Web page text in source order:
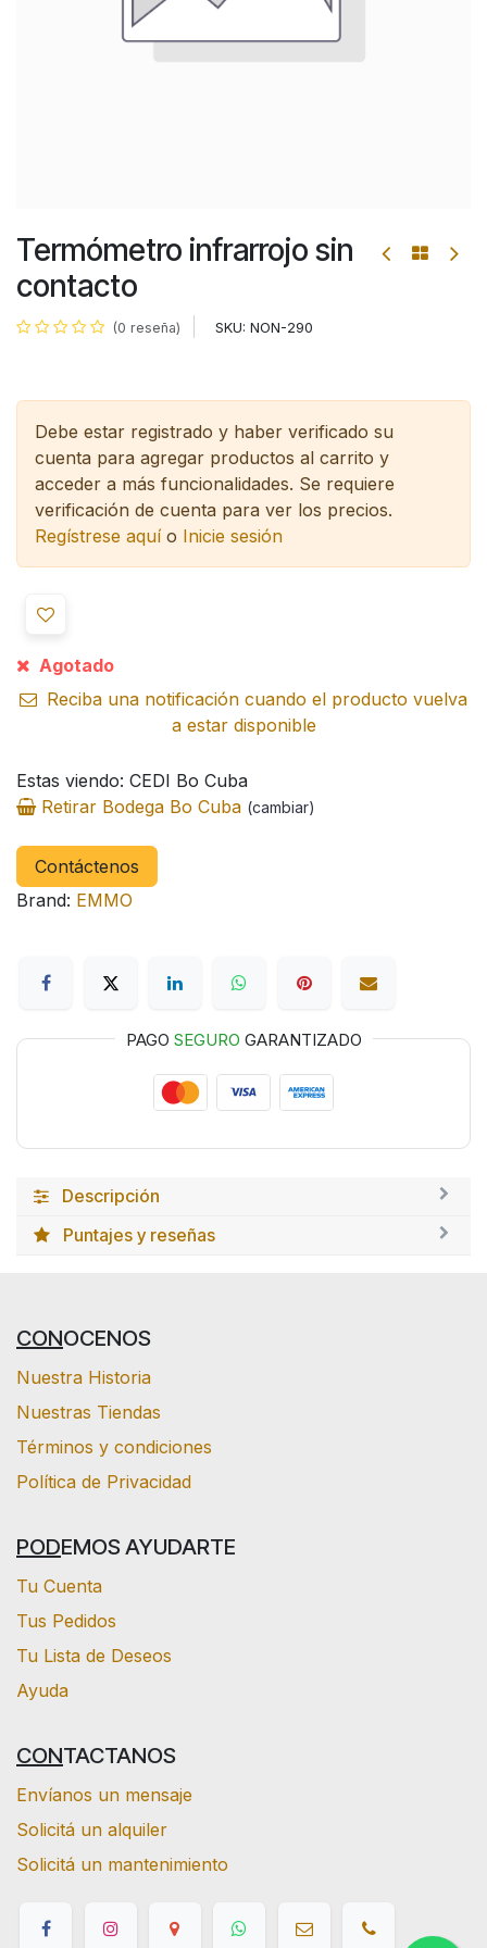
Termómetro infrarrojo sin
contacto
(0 reseña) SKU: NON-290
Debe estar registrado y haber verificado su
cuenta para agregar productos al carrito y
acceder a más funcionalidades. Se requiere
verificación de cuenta para ver los precios.
Regístrese aquío Inicie sesión
Agotado
Reciba una notificación cuando el producto vuelva
a estar disponible
Estas viendo: CEDI Bo Cuba
Retirar Bodega Bo Cuba (cambiar)
Contáctenos
Brand: EMMO
PAGO SEGURO GARANTIZADO
Descripción
Puntajes y reseñas
CONOCENOS
Nuestra Historia
Nuestras Tiendas
Términos y condiciones
Política de Privacidad
PODEMOS AYUDARTE
Tu Cuenta
Tus Pedidos
Tu Lista de Deseos
Ayuda
CONTACTANOS
Envíanos un mensaje
Solicitá un alquiler
Solicitá un mantenimiento